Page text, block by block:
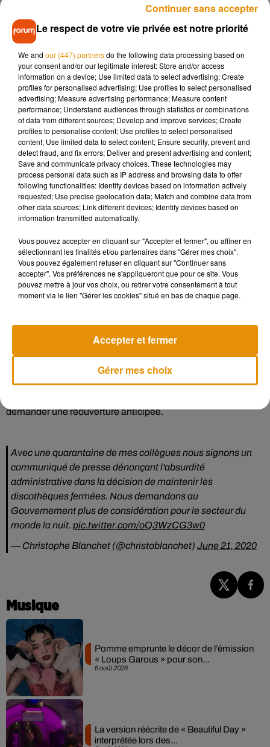
proximité, échanger, passer des bons moments et danser
ensemble. »
Écouter le podcast
Le risque des fêtes sauvages
La Fête de la musique l’a montré,les Français n’attendront
pas la réouverture des discothèques pour s’amuser.De
quoi laisser craindre une multiplicationdes fêtes sauvages.
« Il y a un réel besoin de la population de faire la fête, danser,
sauvages posent un problème de sécurité. Alors que nous,
on sait encadrer les événements, c’est quelque chose qu’on
traite au quotidien toute l’année. »
Pour aider le monde de la nuit, une quarantaine de députés
demander une réouverture anticipée.
Avec une quarantaine de mes collègues nous signons un
communiqué de presse dénonçant l'absurdité
administrative dans la décision de maintenir les
discothèques fermées. Nous demandons au
Gouvernement plus de considération pour le secteur du
monde la nuit. pic.twitter.com/oQ3WzCG3w0
— Christophe Blanchet (@christoblanchet) June 21, 2020
Musique
6 août 2026
Pomme emprunte le décor de l’émission
« Loups Garous » pour son...
La version réécrite de « Beautiful Day »
interprétée lors des...
Le respect de votre vie privée est notre priorité
We and our (447) partnersdo the following data processing based on
your consent and/or our legitimate interest: Store and/or access
information on a device; Use limited data to select advertising; Create
profiles for personalised advertising; Use profiles to select personalised
advertising; Measure advertising performance; Measure content
performance; Understand audiences through statistics or combinations
of data from different sources; Develop and improve services; Create
profiles to personalise content; Use profiles to select personalised
content; Use limited data to select content; Ensure security, prevent and
detect fraud, and fix errors; Deliver and present advertising and content;
Save and communicate privacy choices. These technologies may
process personal data such as IP address and browsing data to offer
following functionalities: Identify devices based on information actively
requested; Use precise geolocation data; Match and combine data from
other data sources; Link different devices; Identify devices based on
information transmitted automatically.
Vous pouvez accepter en cliquant sur "Accepter et fermer", ou affiner en
sélectionnant les finalités et/ou partenaires dans "Gérer mes choix".
Vous pouvez également refuser en cliquant sur "Continuer sans
accepter". Vos préférences ne s'appliqueront que pour ce site. Vous
pouvez mettre à jour vos choix, ou retirer votre consentement à tout
moment via le lien "Gérer les cookies" situé en bas de chaque page.
Gérer mes choix
Accepter et fermer
Continuer sans accepter